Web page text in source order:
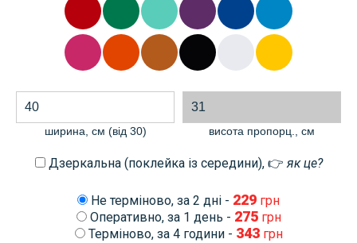
ширина, см (від 30) висота пропорц., cм
Дзеркальна (поклейка із середини), 👉 як це?
Не терміново, за 2 дні - 229 грн
Оперативно, за 1 день - 275 грн
Терміново, за 4 години - 343 грн